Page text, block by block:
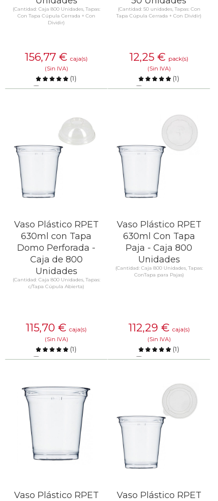
(Cantidad: Caja 800 Unidades, Tapas:
Con Tapa Cúpula Cerrada + Con
Dividir)
156,77 € caja(s)
(Sin IVA)
(1)
Comparar
(Cantidad: 50 unidades, Tapas: Con
Tapa Cúpula Cerrada + Con Dividir)
12,25 € pack(s)
(Sin IVA)
(1)
Comparar
Vaso Plástico RPET
630ml con Tapa
Domo Perforada -
Caja de 800
Unidades
(Cantidad: Caja 800 Unidades, Tapas:
c/Tapa Cúpula Abierta)
115,70 € caja(s)
(Sin IVA)
(1)
Comparar
Vaso Plástico RPET
630ml Con Tapa
Paja - Caja 800
Unidades
(Cantidad: Caja 800 Unidades, Tapas:
ConTapa para Pajas)
112,29 € caja(s)
(Sin IVA)
(1)
Comparar
Vaso Plástico RPET
Vaso Plástico RPET